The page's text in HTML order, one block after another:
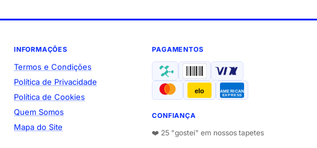
INFORMAÇÕES
Termos e Condições
Política de Privacidade
Política de Cookies
Quem Somos
Mapa do Site
PAGAMENTOS
elo AMERICAN
EXPRESS
CONFIANÇA
❤️ 25 "gostei" em nossos tapetes